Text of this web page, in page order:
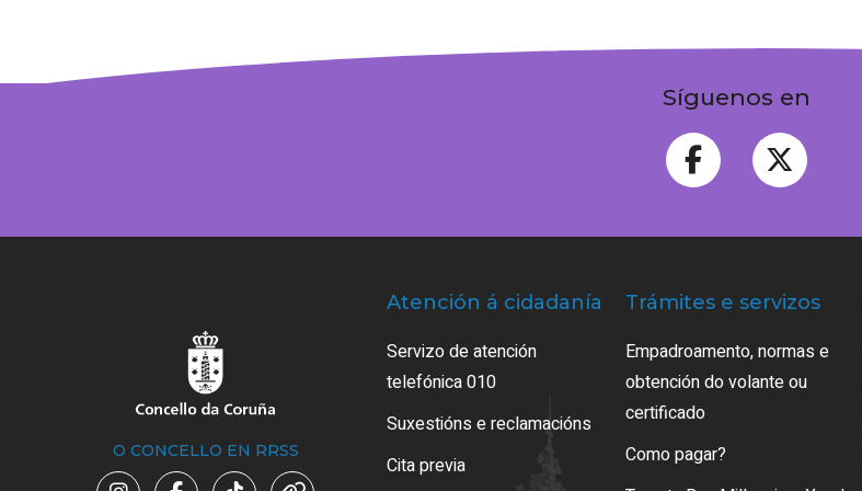
Síguenos en
O CONCELLO EN RRSS
Atención á cidadanía
Servizo de atención
telefónica 010
Suxestións e reclamacións
Cita previa
Trámites e servizos
Empadroamento, normas e
obtención do volante ou
certificado
Como pagar?